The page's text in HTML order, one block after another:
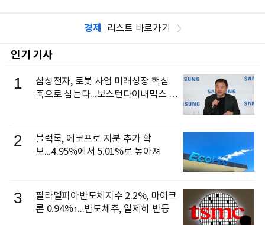
경제 리스트 바로가기
인기 기사
1
삼성전자, 로봇 사업 미래성장 핵심
축으로 삼는다...보스턴다이내믹스 출
2
블랙록, 에코프로 지분 추가 확
보...4.95%에서 5.01%로 높아져
3
필라델피아반도체지수 2.2%, 마이크
론 0.94%↑...반도체주, 일제히 반등